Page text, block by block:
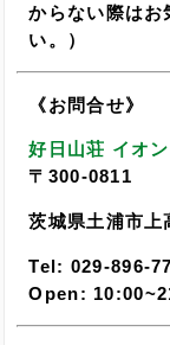
からない際はお
い。）
《お問合せ》
好日山荘 イオ
〒300-0811
茨城県土浦市上
Tel: 029-896-
Open: